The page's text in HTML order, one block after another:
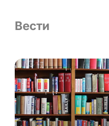
Вести